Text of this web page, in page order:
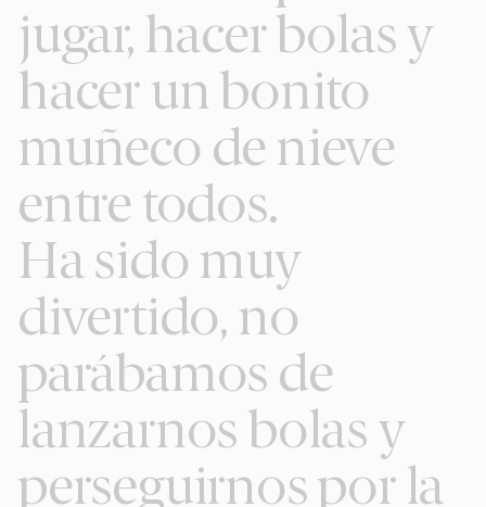
jugar, hacer bolas y
hacer un bonito
muñeco de nieve
entre todos.
Ha sido muy
divertido, no
parábamos de
lanzarnos bolas y
perseguirnos por la